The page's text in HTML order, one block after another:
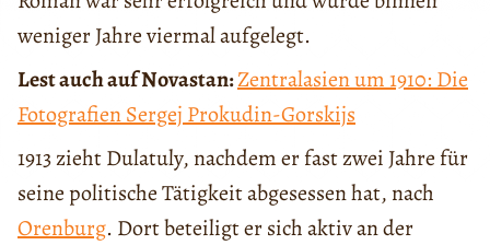
weniger Jahre viermal aufgelegt.
Lest auch auf Novastan:Zentralasien um 1910: Die
Fotografien Sergej Prokudin-Gorskijs
1913 zieht Dulatuly, nachdem er fast zwei Jahre für
seine politische Tätigkeit abgesessen hat, nach
Orenburg. Dort beteiligt er sich aktiv an der